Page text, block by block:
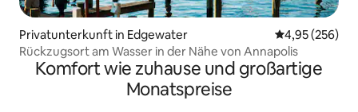
Privatunterkunft in Edgewater
4,95 (256)
Rückzugsort am Wasser in der Nähe von Annapolis
Komfort wie zuhause und großartige
Monatspreise